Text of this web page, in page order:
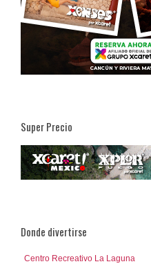
Super Precio
Donde divertirse
Centro Recreativo La Laguna